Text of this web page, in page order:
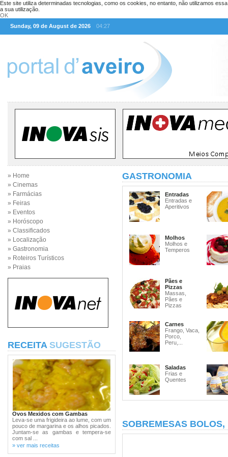
Este site utiliza determinadas tecnologias, como os cookies, no entanto, não utilizamos
a sua utilização.
OK
Sunday, 09 de August de 2026
04:27
» Home
» Cinemas
» Farmácias
» Feiras
» Eventos
» Horóscopo
» Classificados
» Localização
» Gastronomia
» Roteiros Turísticos
» Praias
RECEITA SUGESTÃO
Ovos Mexidos com Gambas
Leva-se uma frigideira ao lume, com um
pouco de margarina e os alhos picados.
Juntam-se as gambas e tempera-se
com sal ...
» ver mais receitas
GASTRONOMIA
Entradas
Entradas e
Aperitivos
Molhos
Molhos e
Temperos
Pães e
Pizzas
Massas,
Pães e
Pizzas
Carnes
Frango, Vaca,
Porco,
Peru,...
Saladas
Frias e
Quentes
SOBREMESAS